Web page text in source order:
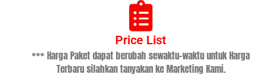
Price List
*** Harga Paket dapat berubah sewaktu-waktu untuk Harga
Terbaru silahkan tanyakan ke Marketing Kami.